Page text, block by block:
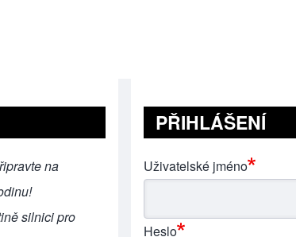
na
silnici pro
PŘIHLÁŠENÍ
Uživatelské jméno
Heslo